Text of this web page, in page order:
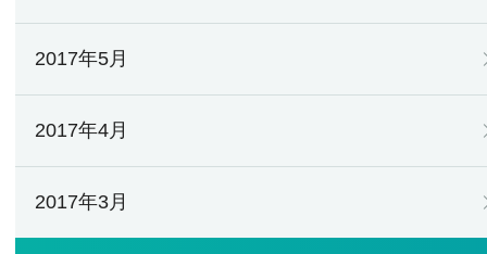
2017年5月
2017年4月
2017年3月